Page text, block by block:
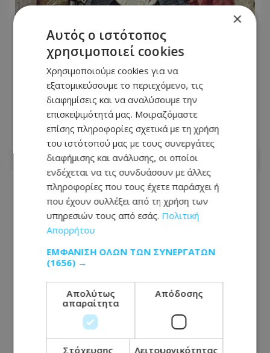
Εορτολόγιο: Ποιος γιορτάζει σήμερα 6
Αυγούστου
06.08.2026 - 06:39
Μπαράζ συλλήψεων: Χειροπέδες σε
×
Αυτός ο ιστότοπος
χρησιμοποιεί cookies
Χρησιμοποιούμε cookies για να
εξατομικεύσουμε το περιεχόμενο, τις
διαφημίσεις και να αναλύσουμε την
επισκεψιμότητά μας. Μοιραζόμαστε
επίσης πληροφορίες σχετικά με τη χρήση
του ιστότοπού μας με τους συνεργάτες
διαφήμισης και ανάλυσης, οι οποίοι
ενδέχεται να τις συνδυάσουν με άλλες
πληροφορίες που τους έχετε παράσχει ή
που έχουν συλλέξει από τη χρήση των
υπηρεσιών τους από εσάς. Πολιτική
Απορρήτου
ΕΜΦΆΝΙΣΗ ΌΛΩΝ ΤΩΝ ΣΥΝΕΡΓΑΤΏΝ
(1656) →
Απολύτως
απαραίτητα
Απόδοσης
Στόχευσης Λειτουργικότητας